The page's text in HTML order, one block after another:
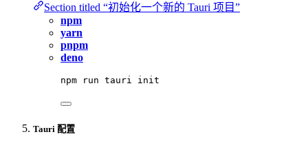
Section titled “初始化一个新的 Tauri 项目”
npm
yarn
pnpm
deno
npm run tauri init
Tauri 配置